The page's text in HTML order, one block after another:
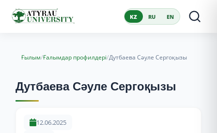
KZ RU EN
Ғылым/Ғалымдар профилдері/Дутбаева Сәуле Сергоқызы
Дутбаева Сәуле Сергоқызы
12.06.2025